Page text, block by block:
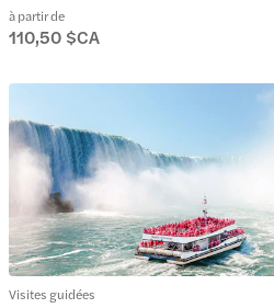
à partir de
110,50 $CA
Visites guidées